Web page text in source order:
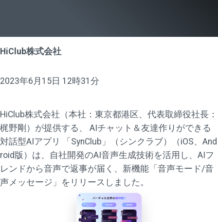
HiClub株式会社
2023年6月15日 12時31分
HiClub株式会社（本社：東京都港区、代表取締役社長：
梶野剛）が提供する、 AIチャット＆友達作りができる
対話型AIアプリ 「SynClub」（シンクラブ）（iOS、And
roid版）は、自社開発のAI音声生成技術を活用し、AIフ
レンドから音声で返事が届く、新機能「音声モード/音
声メッセージ」をリリースしました。